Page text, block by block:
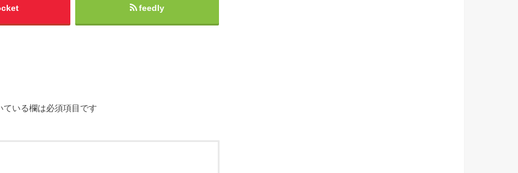
feedly
ている欄は必須項目です